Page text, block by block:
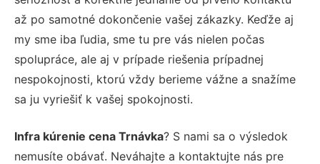
až po samotné dokončenie vašej zákazky. Keďže aj
my sme iba ľudia, sme tu pre vás nielen počas
spolupráce, ale aj v prípade riešenia prípadnej
nespokojnosti, ktorú vždy berieme vážne a snažíme
sa ju vyriešiť k vašej spokojnosti.
Infra kúrenie cena Trnávka? S nami sa o výsledok
nemusíte obávať. Neváhajte a kontaktujte nás pre